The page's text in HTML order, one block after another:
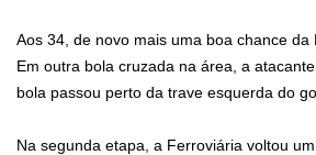
Aos 34, de novo mais uma boa chance da
Em outra bola cruzada na área, a
bola passou perto da trave esquerda do
Na segunda etapa, a Ferroviária voltou